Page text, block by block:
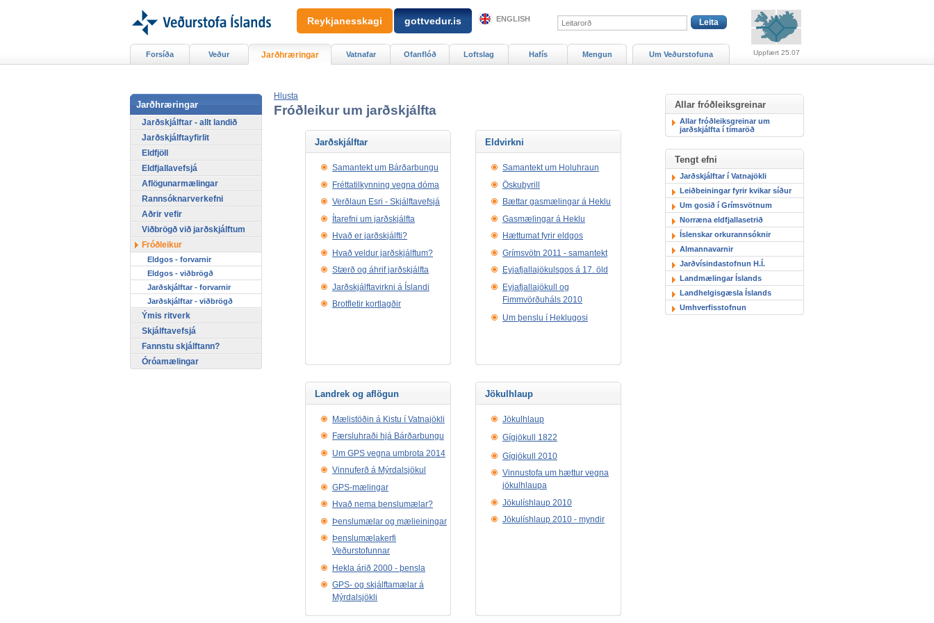
Hlusta
Fróðleikur um jarðskjálfta
Jarðskjálftar
Samantekt um Bárðarbungu
Fréttatilkynning vegna dóma
Verðlaun Esri - Skjálftavefsjá
Ítarefni um jarðskjálfta
Hvað er jarðskjálfti?
Hvað veldur jarðskjálftum?
Stærð og áhrif jarðskjálfta
Jarðskjálftavirkni á Íslandi
Brotfletir kortlagðir
Eldvirkni
Samantekt um Holuhraun
Öskuþyrill
Bættar gasmælingar á Heklu
Gasmælingar á Heklu
Hættumat fyrir eldgos
Grímsvötn 2011 - samantekt
Eyjafjallajökulsgos á 17. öld
Eyjafjallajökull og
Fimmvörðuháls 2010
Um þenslu í Heklugosi
Landrek og aflögun
Mælistöðin á Kistu í Vatnajökli
Færsluhraði hjá Bárðarbungu
Um GPS vegna umbrota 2014
Vinnuferð á Mýrdalsjökul
GPS-mælingar
Hvað nema þenslumælar?
Þenslumælar og mælieiningar
Þenslumælakerfi
Veðurstofunnar
Hekla árið 2000 - þensla
GPS- og skjálftamælar á
Mýrdalsjökli
Jökulhlaup
Jökulhlaup
Gígjökull 1822
Gígjökull 2010
Vinnustofa um hættur vegna
jökulhlaupa
Jökulíshlaup 2010
Jökulíshlaup 2010 - myndir
Allar fróðleiksgreinar
Allar fróðleiksgreinar um
jarðskjálfta í tímaröð
Tengt efni
Jarðskjálftar í Vatnajökli
Leiðbeiningar fyrir kvikar síður
Um gosið í Grímsvötnum
Norræna eldfjallasetrið
Íslenskar orkurannsóknir
Almannavarnir
Jarðvísindastofnun H.Í.
Landmælingar Íslands
Landhelgisgæsla Íslands
Umhverfisstofnun
Forsíða Veður Jarðhræringar Vatnafar Ofanflóð Loftslag Hafís Mengun Um Veðurstofuna
Jarðhræringar
Jarðskjálftar - allt landið
Jarðskjálftayfirlit
Eldfjöll
Eldfjallavefsjá
Aflögunarmælingar
Rannsóknarverkefni
Aðrir vefir
Viðbrögð við jarðskjálftum
Fróðleikur
Eldgos - forvarnir
Eldgos - viðbrögð
Jarðskjálftar - forvarnir
Jarðskjálftar - viðbrögð
Ýmis ritverk
Skjálftavefsjá
Fannstu skjálftann?
Óróamælingar
Uppfært 25.07
Reykjanesskagi gottvedur.is ENGLISH